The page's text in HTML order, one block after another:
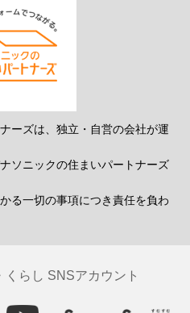
ーズは、独立・自営の会社が運
ソニックの住まいパートナーズ
る一切の事項につき責任を負わ
らし SNSアカウント